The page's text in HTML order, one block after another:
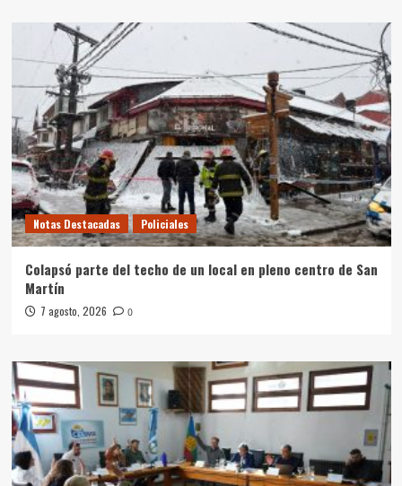
Notas Destacadas Policiales
Colapsó parte del techo de un local en pleno centro de San
Martín
7 agosto, 2026 0